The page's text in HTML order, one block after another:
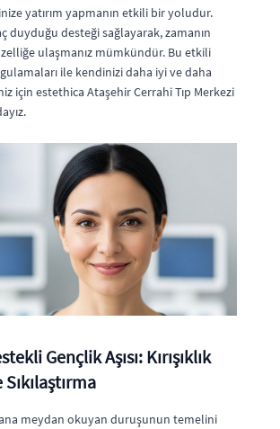
yatırım yapmanın etkili bir yoludur.
duyduğu desteği sağlayarak, zamanın
ulaşmanız mümkündür. Bu etkili
ile kendinizi daha iyi ve daha
için estethica Ataşehir Cerrahi Tıp Merkezi
Gençlik Aşısı: Kırışıklık
meydan okuyan duruşunun temelini